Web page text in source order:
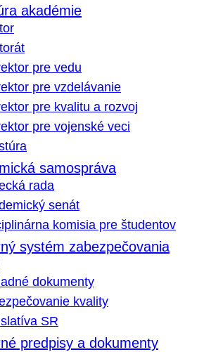
akadémie
pre vedu
pre vzdelávanie
pre kvalitu a rozvoj
pre vojenské veci
samospráva
rada
senát
komisia pre študentov
systém zabezpečovania
dokumenty
kvality
SR
predpisy a dokumenty